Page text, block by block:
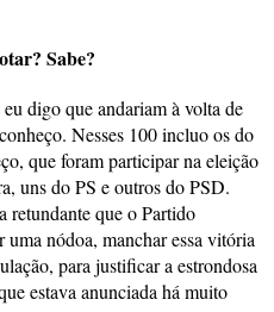
Sabe?
digo que andariam à volta de
Nesses 100 incluo os do
que foram participar na eleição
uns do PS e outros do PSD.
retundante que o Partido
nódoa, manchar essa vitória
para justificar a estrondosa
estava anunciada há muito